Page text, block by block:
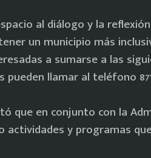
al diálogo y la
un municipio más
a sumarse a las
llamar al teléfono 871
que en conjunto con la
y programas